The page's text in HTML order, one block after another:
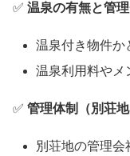
✅ 温泉の有無と管理
温泉付き物件か
温泉利用料やメ
✅ 管理体制（別荘地
別荘地の管理会